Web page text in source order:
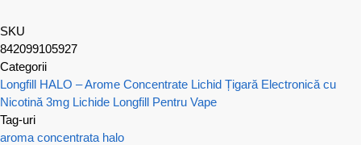
SKU
842099105927
Categorii
Longfill HALO – Arome Concentrate Lichid Țigară Electronică cu
Nicotină 3mg Lichide Longfill Pentru Vape
Tag-uri
aroma concentrata halo